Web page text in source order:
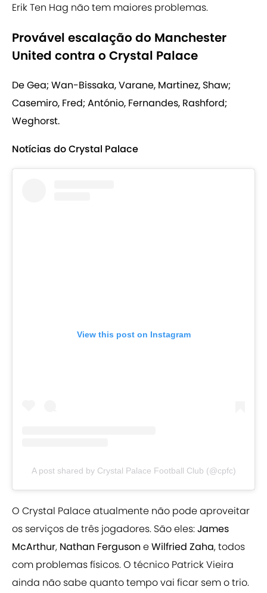
Erik Ten Hag não tem maiores problemas.
Provável escalação do Manchester
United contra o Crystal Palace
De Gea; Wan-Bissaka, Varane, Martinez, Shaw;
Casemiro, Fred; António, Fernandes, Rashford;
Weghorst.
Notícias do Crystal Palace
View this post on Instagram
A post shared by Crystal Palace Football Club (@cpfc)
O Crystal Palace atualmente não pode aproveitar
os serviços de três jogadores. São eles:James
McArthur, Nathan Ferguson eWilfried Zaha, todos
com problemas físicos. O técnico Patrick Vieira
ainda não sabe quanto tempo vai ficar sem o trio.